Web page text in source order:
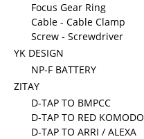
Focus Gear Ring
Cable - Cable Clamp
Screw - Screwdriver
YK DESIGN
NP-F BATTERY
ZITAY
D-TAP TO BMPCC
D-TAP TO RED KOMODO
D-TAP TO ARRI / ALEXA